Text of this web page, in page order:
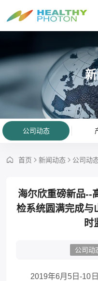
公司动态
首页 新闻动态 公司动
海尔欣重磅新品--
检系统圆满完成与
时
公司动
2019年6月5日-10日